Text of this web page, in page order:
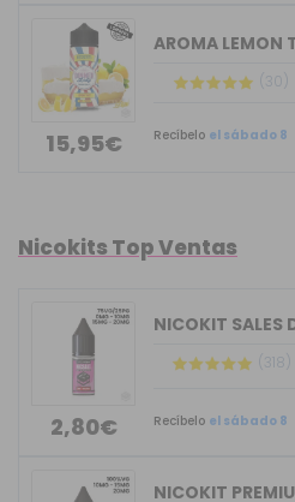
15,95€
(30)
Recíbelo el sábado 8
Nicokits Top Ventas
2,80€
(318)
Recíbelo el sábado 8